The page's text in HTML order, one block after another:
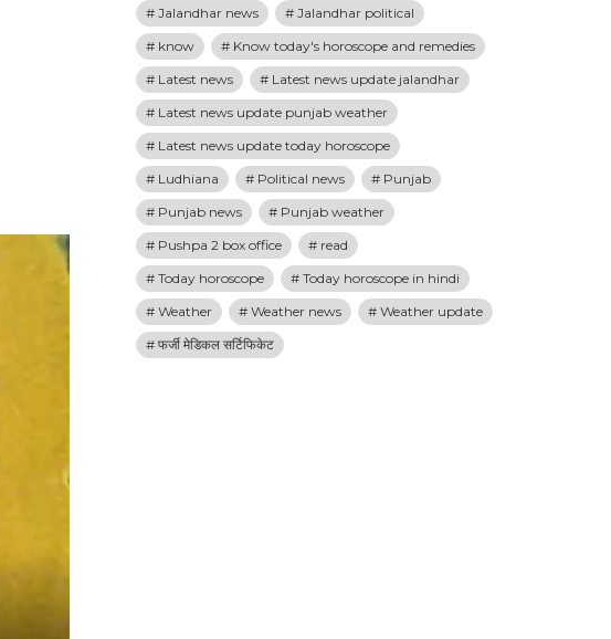
Jalandhar news
Jalandhar political
know
Know today's horoscope and remedies
Latest news
Latest news update jalandhar
Latest news update punjab weather
Latest news update today horoscope
Ludhiana
Political news
Punjab
Punjab news
Punjab weather
Pushpa 2 box office
read
Today horoscope
Today horoscope in hindi
Weather
Weather news
Weather update
फर्जी मेडिकल सर्टिफिकेट